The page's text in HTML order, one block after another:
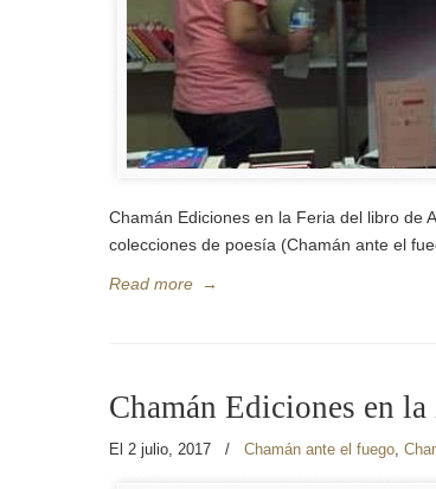
Chamán Ediciones en la Feria del libro de
colecciones de poesía (Chamán ante el
Read more →
Chamán Ediciones en
El 2 julio, 2017 / Chamán ante el fuego,